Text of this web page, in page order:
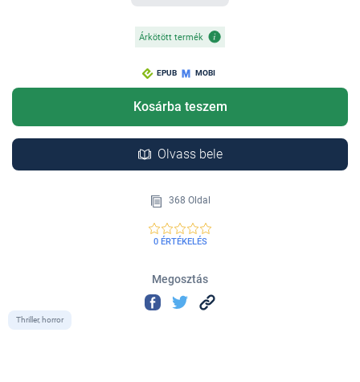
Árkötött termék
EPUB MOBI
Kosárba teszem
Olvass bele
368 Oldal
0 ÉRTÉKELÉS
Megosztás
Thriller, horror